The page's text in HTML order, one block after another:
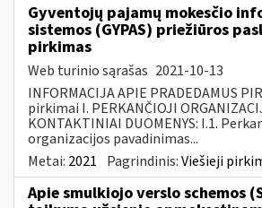
Gyventojų pajamų mokesčio
sistemos (GYPAS) priežiūros
pirkimas
Web turinio sąrašas 2021-10-13
INFORMACIJA APIE PRADEDAMUS
pirkimai I. PERKANČIOJI
KONTAKTINIAI DUOMENYS: I.1.
organizacijos pavadinimas...
Metai: 2021 Pagrindinis:Viešieji
Apie smulkiojo verslo schemos